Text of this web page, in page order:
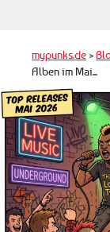
mypunks.de >
Alben im Mai...